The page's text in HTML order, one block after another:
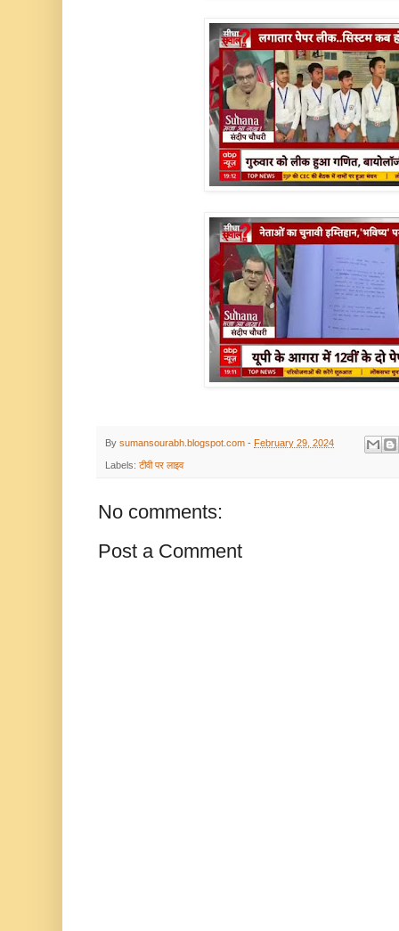
By sumansourabh.blogspot.com - February 29, 2024
Labels: टीवी पर लाइव
No comments:
Post a Comment